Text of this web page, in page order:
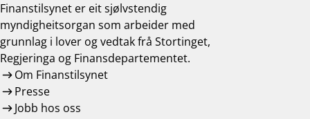
Finanstilsynet er eit sjølvstendig
myndigheitsorgan som arbeider med
grunnlag i lover og vedtak frå Stortinget,
Regjeringa og Finansdepartementet.
Om Finanstilsynet
Presse
Jobb hos oss